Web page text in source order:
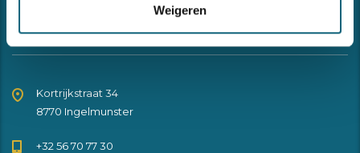
Weigeren
Contact
Kortrijkstraat 34
8770 Ingelmunster
+32 56 70 77 30